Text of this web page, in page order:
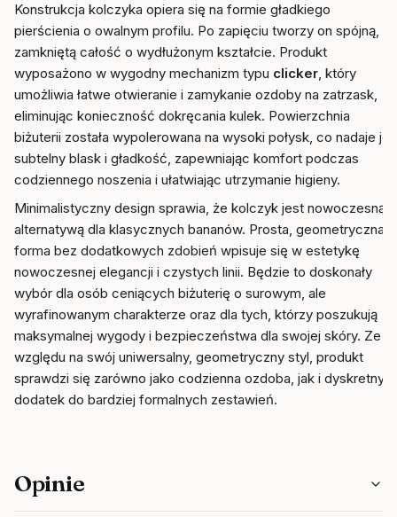
Konstrukcja kolczyka opiera się na formie gładkiego
pierścienia o owalnym profilu. Po zapięciu tworzy on spójną,
zamkniętą całość o wydłużonym kształcie. Produkt
wyposażono w wygodny mechanizm typu clicker, który
umożliwia łatwe otwieranie i zamykanie ozdoby na zatrzask,
eliminując konieczność dokręcania kulek. Powierzchnia
biżuterii została wypolerowana na wysoki połysk, co nadaje jej
subtelny blask i gładkość, zapewniając komfort podczas
codziennego noszenia i ułatwiając utrzymanie higieny.
Minimalistyczny design sprawia, że kolczyk jest nowoczesną
alternatywą dla klasycznych bananów. Prosta, geometryczna
forma bez dodatkowych zdobień wpisuje się w estetykę
nowoczesnej elegancji i czystych linii. Będzie to doskonały
wybór dla osób ceniących biżuterię o surowym, ale
wyrafinowanym charakterze oraz dla tych, którzy poszukują
maksymalnej wygody i bezpieczeństwa dla swojej skóry. Ze
względu na swój uniwersalny, geometryczny styl, produkt
sprawdzi się zarówno jako codzienna ozdoba, jak i dyskretny
dodatek do bardziej formalnych zestawień.
Opinie